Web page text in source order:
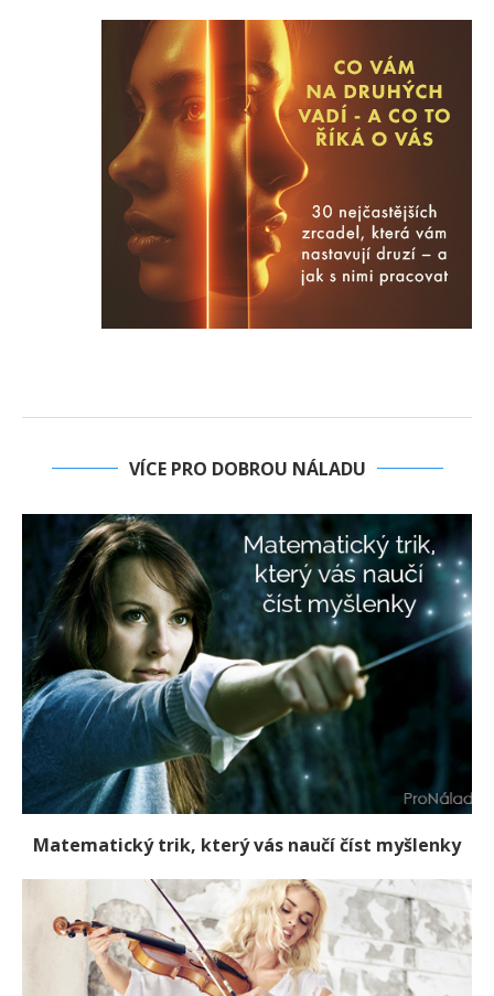
VÍCE PRO DOBROU NÁLADU
Matematický trik, který vás naučí číst myšlenky